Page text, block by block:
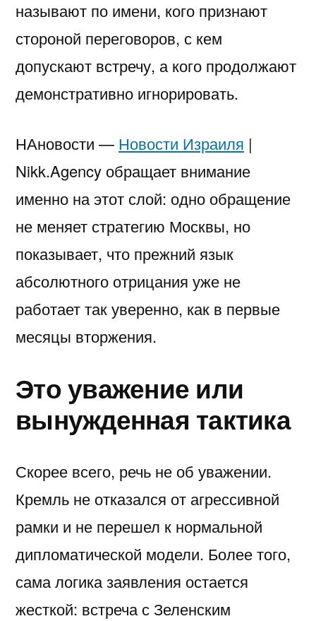
называют по имени, кого признают
стороной переговоров, с кем
допускают встречу, а кого продолжают
демонстративно игнорировать.
НАновости — Новости Израиля |
Nikk.Agency обращает внимание
именно на этот слой: одно обращение
не меняет стратегию Москвы, но
показывает, что прежний язык
абсолютного отрицания уже не
работает так уверенно, как в первые
месяцы вторжения.
Это уважение или
вынужденная тактика
Скорее всего, речь не об уважении.
Кремль не отказался от агрессивной
рамки и не перешел к нормальной
дипломатической модели. Более того,
сама логика заявления остается
жесткой: встреча с Зеленским